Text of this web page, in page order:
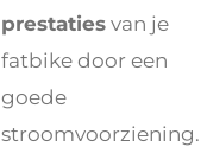
prestatiesvan je
fatbike door een
goede
stroomvoorziening.